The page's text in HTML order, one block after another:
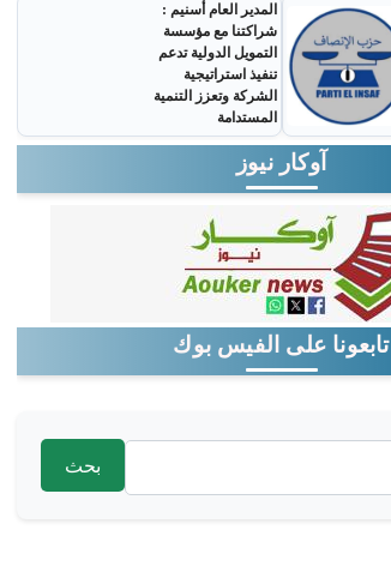
المدير العام أسنيم :
شراكتنا مع مؤسسة
التمويل الدولية تدعم
تنفيذ استراتيجية
الشركة وتعزز التنمية
المستدامة
آوكار نيوز
تابعونا على الفيس بوك